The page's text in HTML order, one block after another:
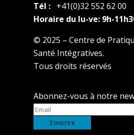
Tél : +41(0)32 552 62 00
Horaire du lu-ve: 9h-
© 2025 – Centre de
Santé Intégratives.
Tous droits réservés
Abonnez-vous à notre